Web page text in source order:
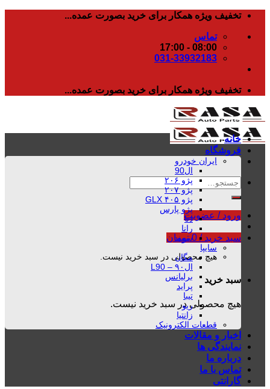
رفتن
محتوا
تخفیف ویژه همکار برای خرید بصورت عمده...
تماس
08:00 - 17:00
031-33932183
تخفیف ویژه همکار برای خرید بصورت عمده...
جستجو
ورود / عضویت
سبد خرید / 0 تومان
هیچ محصولی در سبد خرید نیست.
سبد خرید
هیچ محصولی در سبد خرید نیست.
خانه
فروشگاه
ایران خودرو
ال90
پژو ۲۰۶
پژو ۲۰۷
پژو ۴۰۵ GLX
پژو پارس
دنا
رانا
سمند
سایپا
مگان
ال۹۰ – L90
برلیانس
پراید
تیبا
ریو
زانتیا
قطعات الکترونیک
اخبار و مقالات
نمایندگی ها
درباره ما
تماس با ما
گارانتی